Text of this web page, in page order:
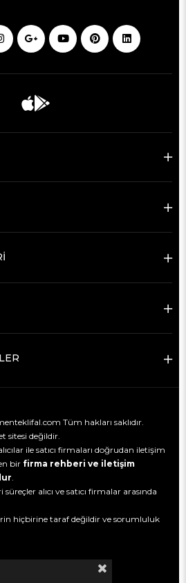
Tüm hakları saklıdır.
sitesi değildir.
ile satıcı firmaları doğrudan iletişim
bir firma rehberi ve iletişim
alıcı ve satıcı firmalar arasında
hiçbirine taraf değildir ve sorumluluk